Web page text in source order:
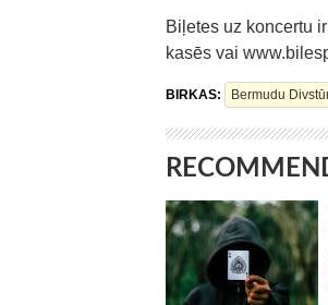
Biļetes uz koncertu
kasēs vai
BIRKAS: Bermudu